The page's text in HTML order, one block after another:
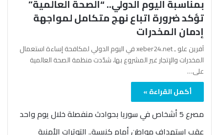
بمناسبة اليوم الدولي.. “الصحة العالمية”
تؤكد ضرورة اتباع نهج متكامل لمواجهة
إدمان المخدرات
آفرين علو ـ xeber24.net في اليوم الدولي لمكافحة إساءة استعمال
المخدرات والإتجار غير المشروع بها، شدّدت منظمة الصحة العالمية
على…
أكمل القراءة »
مصرع 5 أشخاص في سوريا بحوادث منفصلة خلال يوم واحد
عقب استهداف مواطن أمام كنيسة.. التوترات الأمنية